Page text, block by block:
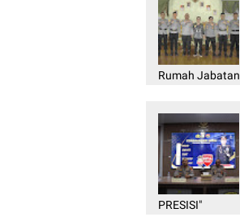
Rumah Jabatan
PRESISI"